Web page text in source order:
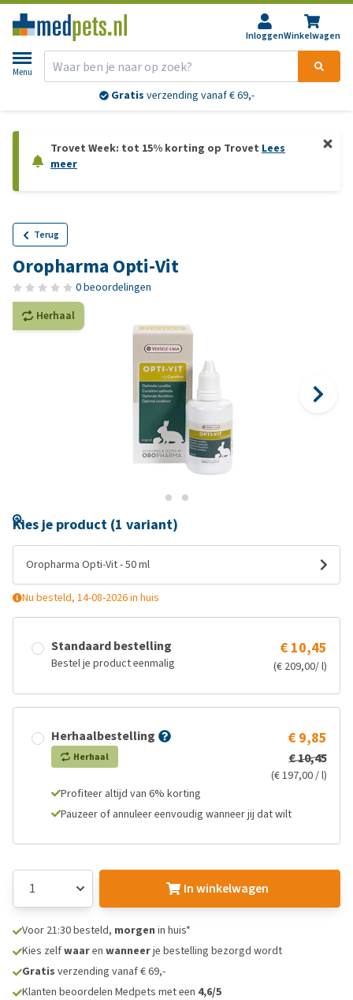
InloggenWinkelwagen
Menu
Gratis verzending vanaf € 69,-
Trovet Week: tot 15% korting op Trovet Lees
meer
Terug
Oropharma Opti-Vit
0 beoordelingen
Herhaal
Kies je product (1 variant)
Oropharma Opti-Vit - 50 ml
Nu besteld, 14-08-2026 in huis
Standaard bestelling
Bestel je product eenmalig
€ 10,45
(€ 209,00/ l)
Herhaalbestelling
Herhaal
€ 9,85
€ 10,45
(€ 197,00 / l)
Profiteer altijd van 6% korting
Pauzeer of annuleer eenvoudig wanneer jij dat wilt
In winkelwagen
Voor 21:30 besteld, morgen in huis*
Kies zelfwaaren wanneerje bestelling bezorgd wordt
Gratis verzending vanaf € 69,-
Klanten beoordelen Medpets met een 4,6/5